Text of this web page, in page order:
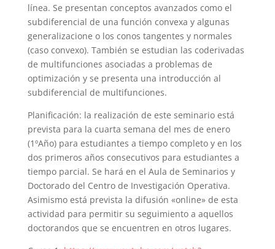
línea. Se presentan conceptos avanzados como el
subdiferencial de una función convexa y algunas
generalizacione o los conos tangentes y normales
(caso convexo). También se estudian las coderivadas
de multifunciones asociadas a problemas de
optimización y se presenta una introducción al
subdiferencial de multifunciones.
Planificación: la realización de este seminario está
prevista para la cuarta semana del mes de enero
(1ºAño) para estudiantes a tiempo completo y en los
dos primeros años consecutivos para estudiantes a
tiempo parcial. Se hará en el Aula de Seminarios y
Doctorado del Centro de Investigación Operativa.
Asimismo está prevista la difusión «online» de esta
actividad para permitir su seguimiento a aquellos
doctorandos que se encuentren en otros lugares.